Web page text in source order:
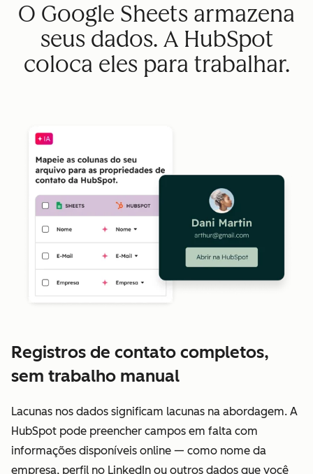
O Google Sheets armazena
seus dados. A HubSpot
coloca eles para trabalhar.
Registros de contato completos,
sem trabalho manual
Lacunas nos dados significam lacunas na abordagem. A
HubSpot pode preencher campos em falta com
informações disponíveis online — como nome da
empresa, perfil no LinkedIn ou outros dados que você